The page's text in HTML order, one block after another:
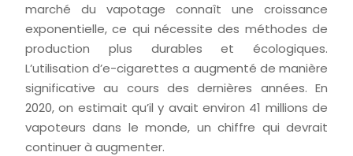
marché du vapotage connaît une croissance
exponentielle, ce qui nécessite des méthodes de
production plus durables et écologiques.
L’utilisation d’e-cigarettes a augmenté de manière
significative au cours des dernières années. En
2020, on estimait qu’il y avait environ 41 millions de
vapoteurs dans le monde, un chiffre qui devrait
continuer à augmenter.